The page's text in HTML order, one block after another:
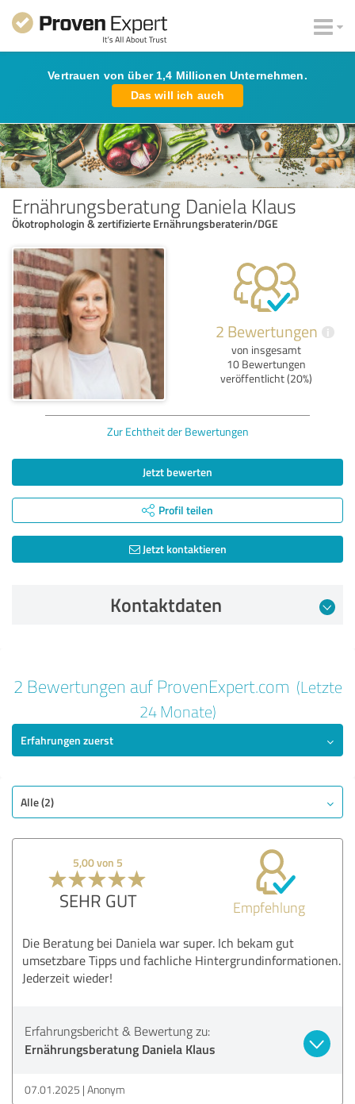
Vertrauen von über 1,4 Millionen Unternehmen.
Das will ich auch
Ernährungsberatung Daniela Klaus
Ökotrophologin & zertifizierte Ernährungsberaterin/DGE
2 Bewertungen i
von insgesamt
10 Bewertungen
veröffentlicht (20%)
Zur Echtheit der Bewertungen
Jetzt bewerten
Profil teilen
Jetzt kontaktieren
Kontaktdaten
SEHR GUT
Nutzen
Leistungen
Ausführung
Beratung
Bewertung anzeigen
2 Bewertungen auf ProvenExpert.com (Letzte
24 Monate)
Erfahrungen zuerst
Alle (2)
5,00 von 5
SEHR GUT Empfehlung
Die Beratung bei Daniela war super. Ich bekam gut
umsetzbare Tipps und fachliche Hintergrundinformationen.
Jederzeit wieder!
Erfahrungsbericht & Bewertung zu:
Ernährungsberatung Daniela Klaus
07.01.2025 Anonym